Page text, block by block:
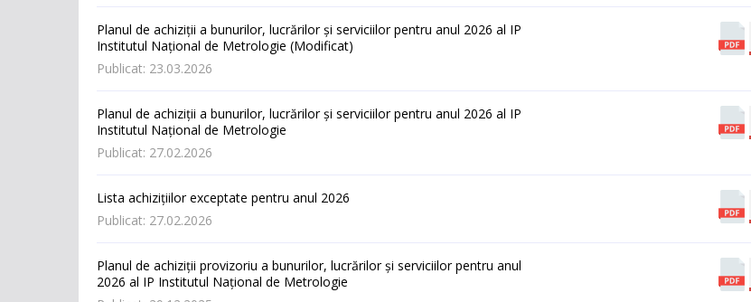
Planul de achiziții а bunurilоr, lucrărilоr și serviciilor pentru аnul 2026 al IP
Institutul Național de Metrologie (Modificat)
Publicat: 23.03.2026
Planul de achiziții а bunurilоr, lucrărilоr și serviciilor pentru аnul 2026 al IP
Institutul Național de Metrologie
Publicat: 27.02.2026
Lista achizițiilor exceptate pentru anul 2026
Publicat: 27.02.2026
Planul de achiziții provizoriu а bunurilоr, lucrărilоr și serviciilor pentru аnul
2026 al IP Institutul Național de Metrologie